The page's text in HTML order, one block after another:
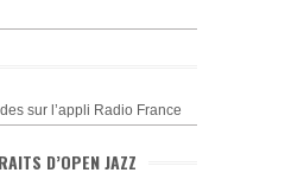
sur l’appli Radio France
D’OPEN JAZZ